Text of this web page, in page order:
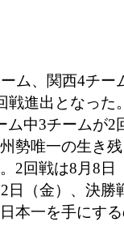
ム、関西4チー
戦進出となった
ム中3チームが2
勢唯一の生き
2回戦は8月8日
日（金）、決勝
本一を手にす